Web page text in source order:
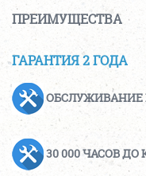
ПРЕИМУЩЕСТВА
ГАРАНТИЯ 2 ГОДА
ОБСЛУЖИВАНИЕ
30 000 ЧАСОВ